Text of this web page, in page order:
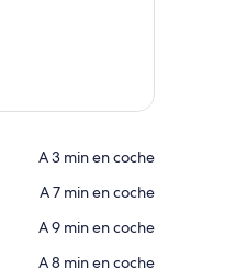
‪A 3 min en coche‬
‪A 7 min en coche‬
‪A 9 min en coche‬
‪A 8 min en coche‬